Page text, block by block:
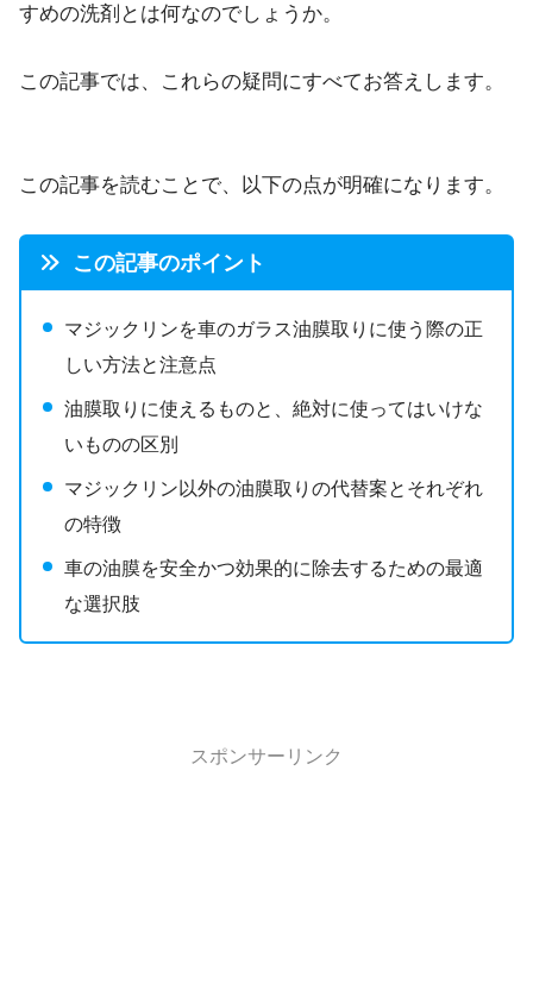
すめの洗剤とは何なのでしょうか。
この記事では、これらの疑問にすべてお答えします。
この記事を読むことで、以下の点が明確になります。
この記事のポイント
マジックリンを車のガラス油膜取りに使う際の正
しい方法と注意点
油膜取りに使えるものと、絶対に使ってはいけな
いものの区別
マジックリン以外の油膜取りの代替案とそれぞれ
の特徴
車の油膜を安全かつ効果的に除去するための最適
な選択肢
スポンサーリンク